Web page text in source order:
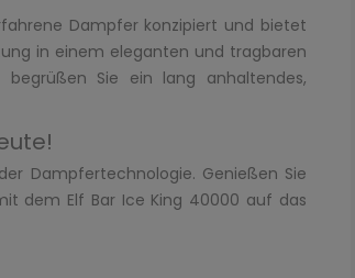
Dampfer konzipiert und bietet
in einem eleganten und tragbaren
Sie ein lang anhaltendes,
Dampfertechnologie. Genießen Sie
dem Elf Bar Ice King 40000 auf das